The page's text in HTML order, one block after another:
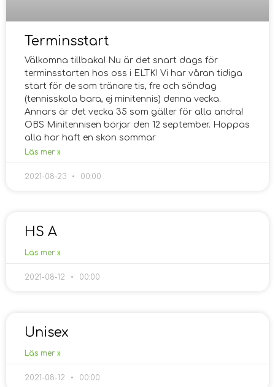
Terminsstart
Välkomna tillbaka! Nu är det snart dags för
terminsstarten hos oss i ELTK! Vi har våran tidiga
start för de som tränare tis, fre och söndag
(tennisskola bara, ej minitennis) denna vecka.
Annars är det vecka 35 som gäller för alla andra!
OBS Minitennisen börjar den 12 september. Hoppas
alla har haft en skön sommar
Läs mer »
2021-08-23 00:00
HS A
Läs mer »
2021-08-12 00:00
Unisex
Läs mer »
2021-08-12 00:00